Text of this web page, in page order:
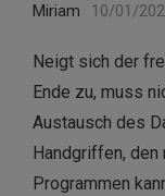
Miriam 10/01/
Neigt sich der
Ende zu, muss
Austausch des
Handgriffen,
Programmen